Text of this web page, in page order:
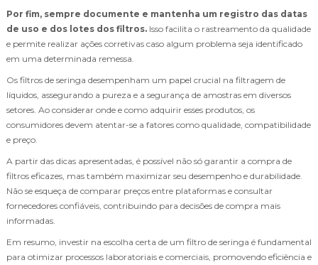
Por fim, sempre documente e mantenha um registro das datas
de uso e dos lotes dos filtros. Isso facilita o rastreamento da qualidade
e permite realizar ações corretivas caso algum problema seja identificado
em uma determinada remessa.
Os filtros de seringa desempenham um papel crucial na filtragem de
líquidos, assegurando a pureza e a segurança de amostras em diversos
setores. Ao considerar onde e como adquirir esses produtos, os
consumidores devem atentar-se a fatores como qualidade, compatibilidade
e preço.
A partir das dicas apresentadas, é possível não só garantir a compra de
filtros eficazes, mas também maximizar seu desempenho e durabilidade.
Não se esqueça de comparar preços entre plataformas e consultar
fornecedores confiáveis, contribuindo para decisões de compra mais
informadas.
Em resumo, investir na escolha certa de um filtro de seringa é fundamental
para otimizar processos laboratoriais e comerciais, promovendo eficiência e